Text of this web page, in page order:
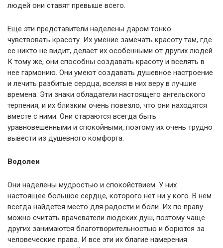
людей они ставят превыше всего.
Еще эти представители наделены даром тонко
чувствовать красоту. Их умение замечать красоту там, где
ее никто не видит, делает их особенными от других людей.
К тому же, они способны создавать красоту и вселять в
нее гармонию. Они умеют создавать душевное настроение
и лечить разбитые сердца, вселяя в них веру в лучшие
времена. Эти знаки обладатели настоящего ангельского
терпения, и их близким очень повезло, что они находятся
вместе с ними. Они стараются всегда быть
уравновешенными и спокойными, поэтому их очень трудно
вывести из душевного комфорта.
Водолеи
Они наделены мудростью и спокойствием. У них
настоящее большое сердце, которого нет ни у кого. В нем
всегда найдется место для радости и боли. Их по праву
можно считать врачеватели людских душ, поэтому чаще
других занимаются благотворительностью и борются за
человеческие права. И все эти их благие намерения